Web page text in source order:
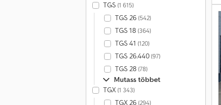
TGS (1 615)
TGS 26(542)
TGS 18 (364)
TGS 41 (120)
TGS 26.440(97)
TGS 28 (78)
Mutass többet
TGX(1 343)
TGX 26(294)